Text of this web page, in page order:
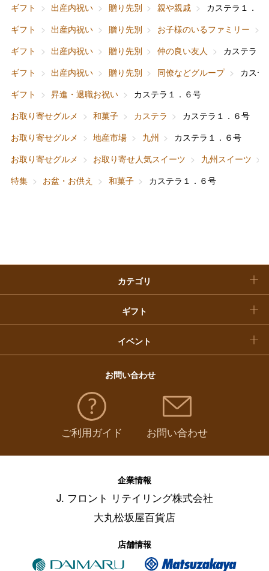
ギフト
出産内祝い 贈り先別 親や親戚
カステラ１．６
ギフト
出産内祝い 贈り先別 お子様のいるファミリー
ギフト
出産内祝い 贈り先別 仲の良い友人
カステラ１
ギフト
出産内祝い 贈り先別 同僚などグループ
カステ
ギフト
昇進・退職お祝い
カステラ１．６号
お取り寄せグルメ
和菓子 カステラ
カステラ１．６号
お取り寄せグルメ
地産市場 九州
カステラ１．６号
お取り寄せグルメ
お取り寄せ人気スイーツ 九州スイーツ
特集
お盆・お供え 和菓子 カステラ１．６号
カテゴリ
フード＆スイーツ
ファッション
ホーム＆インテリア
ベビー＆キッズ
ギフト
出産内祝い
結婚内祝い
お香典返し
快気祝い
イベント
バレンタインチョコレート
母の日
父の日
お中元
敬老の日
福袋
お問い合わせ
ご利用ガイド お問い合わせ
企業情報
J. フロント リテイリング株式会社
大丸松坂屋百貨店
店舗情報